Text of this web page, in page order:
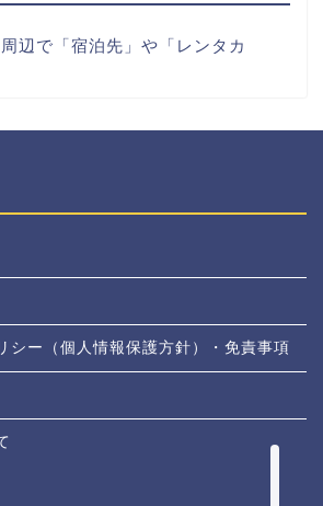
辺で「宿泊先」や「レンタカ
シー（個人情報保護方針）・免責事項
奈良